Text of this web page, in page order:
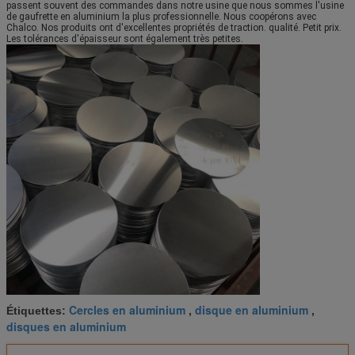
passent souvent des commandes dans notre usine que nous sommes l'usine
de gaufrette en aluminium la plus professionnelle. Nous coopérons avec
Chalco. Nos produits ont d'excellentes propriétés de traction. qualité. Petit prix.
Les tolérances d'épaisseur sont également très petites.
Étiquettes: Cercles en aluminium , disque en aluminium ,
disques en aluminium